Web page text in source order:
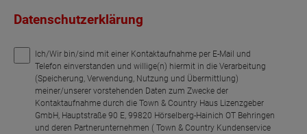
Datenschutzerklärung
Ich/Wir bin/sind mit einer Kontaktaufnahme per E-Mail und
Telefon einverstanden und willige(n) hiermit in die Verarbeitung
(Speicherung, Verwendung, Nutzung und Übermittlung)
meiner/unserer vorstehenden Daten zum Zwecke der
Kontaktaufnahme durch die Town & Country Haus Lizenzgeber
GmbH, Hauptstraße 90 E, 99820 Hörselberg-Hainich OT Behringen
und deren Partnerunternehmen ( Town & Country Kundenservice